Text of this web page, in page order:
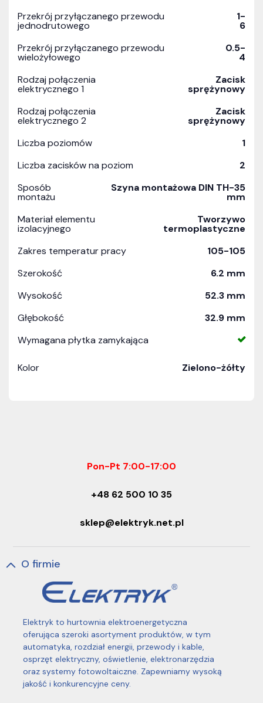
Przekrój przyłączanego przewodu
jednodrutowego
1-
6
Przekrój przyłączanego przewodu
wielożyłowego
0.5-
4
Rodzaj połączenia
elektrycznego 1
Zacisk
sprężynowy
Rodzaj połączenia
elektrycznego 2
Zacisk
sprężynowy
Liczba poziomów
1
Liczba zacisków na poziom
2
Sposób
montażu
Szyna montażowa DIN TH-35
mm
Materiał elementu
izolacyjnego
Tworzywo
termoplastyczne
Zakres temperatur pracy
105-105
Szerokość
6.2 mm
Wysokość
52.3 mm
Głębokość
32.9 mm
Wymagana płytka zamykająca
Kolor Zielono-żółty
Pon-Pt 7:00-17:00
+48 62 500 10 35
sklep@elektryk.net.pl
O firmie
Elektryk to hurtownia elektroenergetyczna
oferująca szeroki asortyment produktów, w tym
automatyka, rozdział energii, przewody i kable,
osprzęt elektryczny, oświetlenie, elektronarzędzia
oraz systemy fotowoltaiczne. Zapewniamy wysoką
jakość i konkurencyjne ceny.